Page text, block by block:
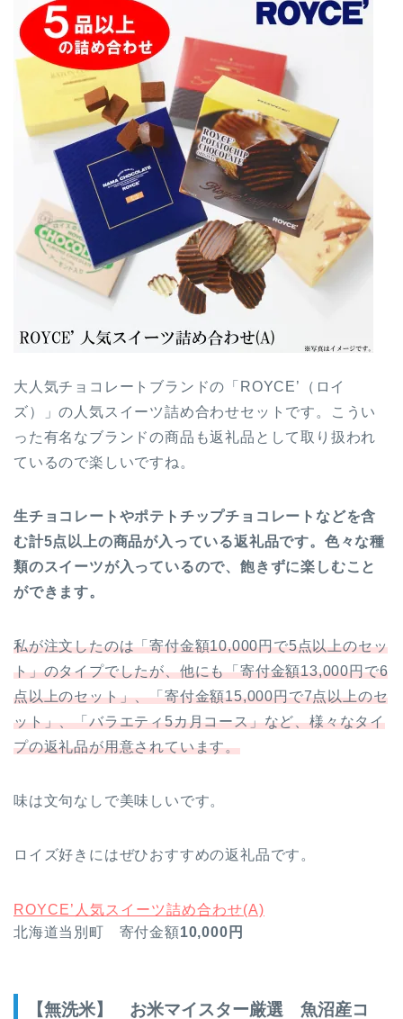
大人気チョコレートブランドの「ROYCE’（ロイ
ズ）」の人気スイーツ詰め合わせセットです。こうい
った有名なブランドの商品も返礼品として取り扱われ
ているので楽しいですね。
生チョコレートやポテトチップチョコレートなどを含
む計5点以上の商品が入っている返礼品です。色々な種
類のスイーツが入っているので、飽きずに楽しむこと
ができます。
私が注文したのは「寄付金額10,000円で5点以上のセッ
ト」のタイプでしたが、他にも「寄付金額13,000円で6
点以上のセット」、「寄付金額15,000円で7点以上のセ
ット」、「バラエティ5カ月コース」など、様々なタイ
プの返礼品が用意されています。
味は文句なしで美味しいです。
ロイズ好きにはぜひおすすめの返礼品です。
ROYCE’人気スイーツ詰め合わせ(A)
北海道当別町 寄付金額10,000円
【無洗米】 お米マイスター厳選 魚沼産コ